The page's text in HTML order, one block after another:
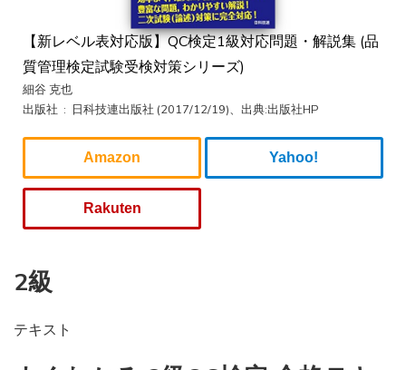
【新レベル表対応版】QC検定1級対応問題・解説集 (品
質管理検定試験受検対策シリーズ)
細谷 克也
出版社 ‏ : ‎ 日科技連出版社 (2017/12/19)、出典:出版社HP
Amazon Yahoo!
Rakuten
2級
テキスト